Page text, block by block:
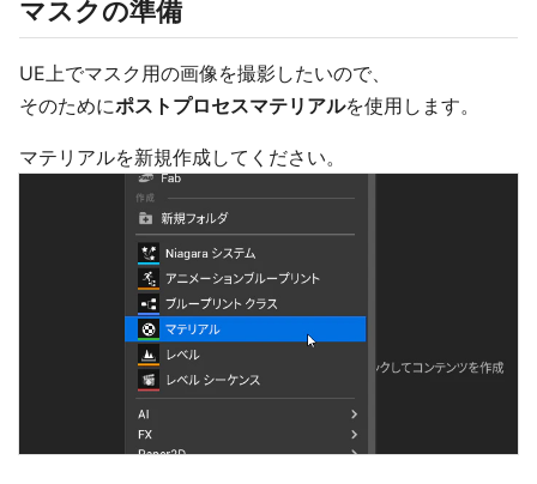
マスクの準備
UE上でマスク用の画像を撮影したいので、
そのためにポストプロセスマテリアルを使用します。
マテリアルを新規作成してください。